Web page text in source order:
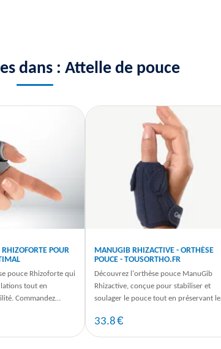
dans : Attelle de pouce
POUR
pouce Rhizoforte qui
tout en
Commandez
MANUGIB RHIZACTIVE - ORTHÈSE
POUCE - TOUSORTHO.FR
Découvrez l'orthèse pouce ManuGib
Rhizactive, conçue pour stabiliser et
soulager le pouce tout en préservant le
33.8€